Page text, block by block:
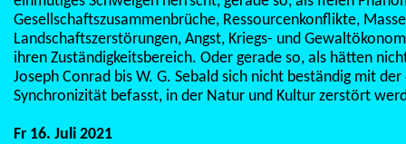
Gesellschaftszusammenbrüche, Ressourcenkonflikte,
Landschaftszerstörungen, Angst, Kriegs- und
ihren Zuständigkeitsbereich. Oder gerade so, als hätten
Joseph Conrad bis W. G. Sebald sich nicht beständig mit
Synchronizität befasst, in der Natur und Kultur zerstört
Fr 16. Juli 2021